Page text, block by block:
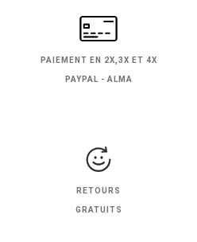
PAIEMENT EN 2X,3X ET 4X
PAYPAL - ALMA
RETOURS
GRATUITS